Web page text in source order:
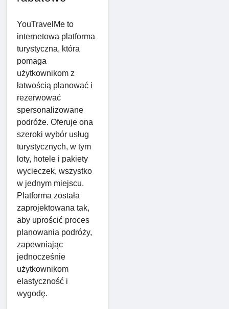
YouTravelMe to
internetowa platforma
turystyczna, która
pomaga
użytkownikom z
łatwością planować i
rezerwować
spersonalizowane
podróże. Oferuje ona
szeroki wybór usług
turystycznych, w tym
loty, hotele i pakiety
wycieczek, wszystko
w jednym miejscu.
Platforma została
zaprojektowana tak,
aby uprościć proces
planowania podróży,
zapewniając
jednocześnie
użytkownikom
elastyczność i
wygodę.